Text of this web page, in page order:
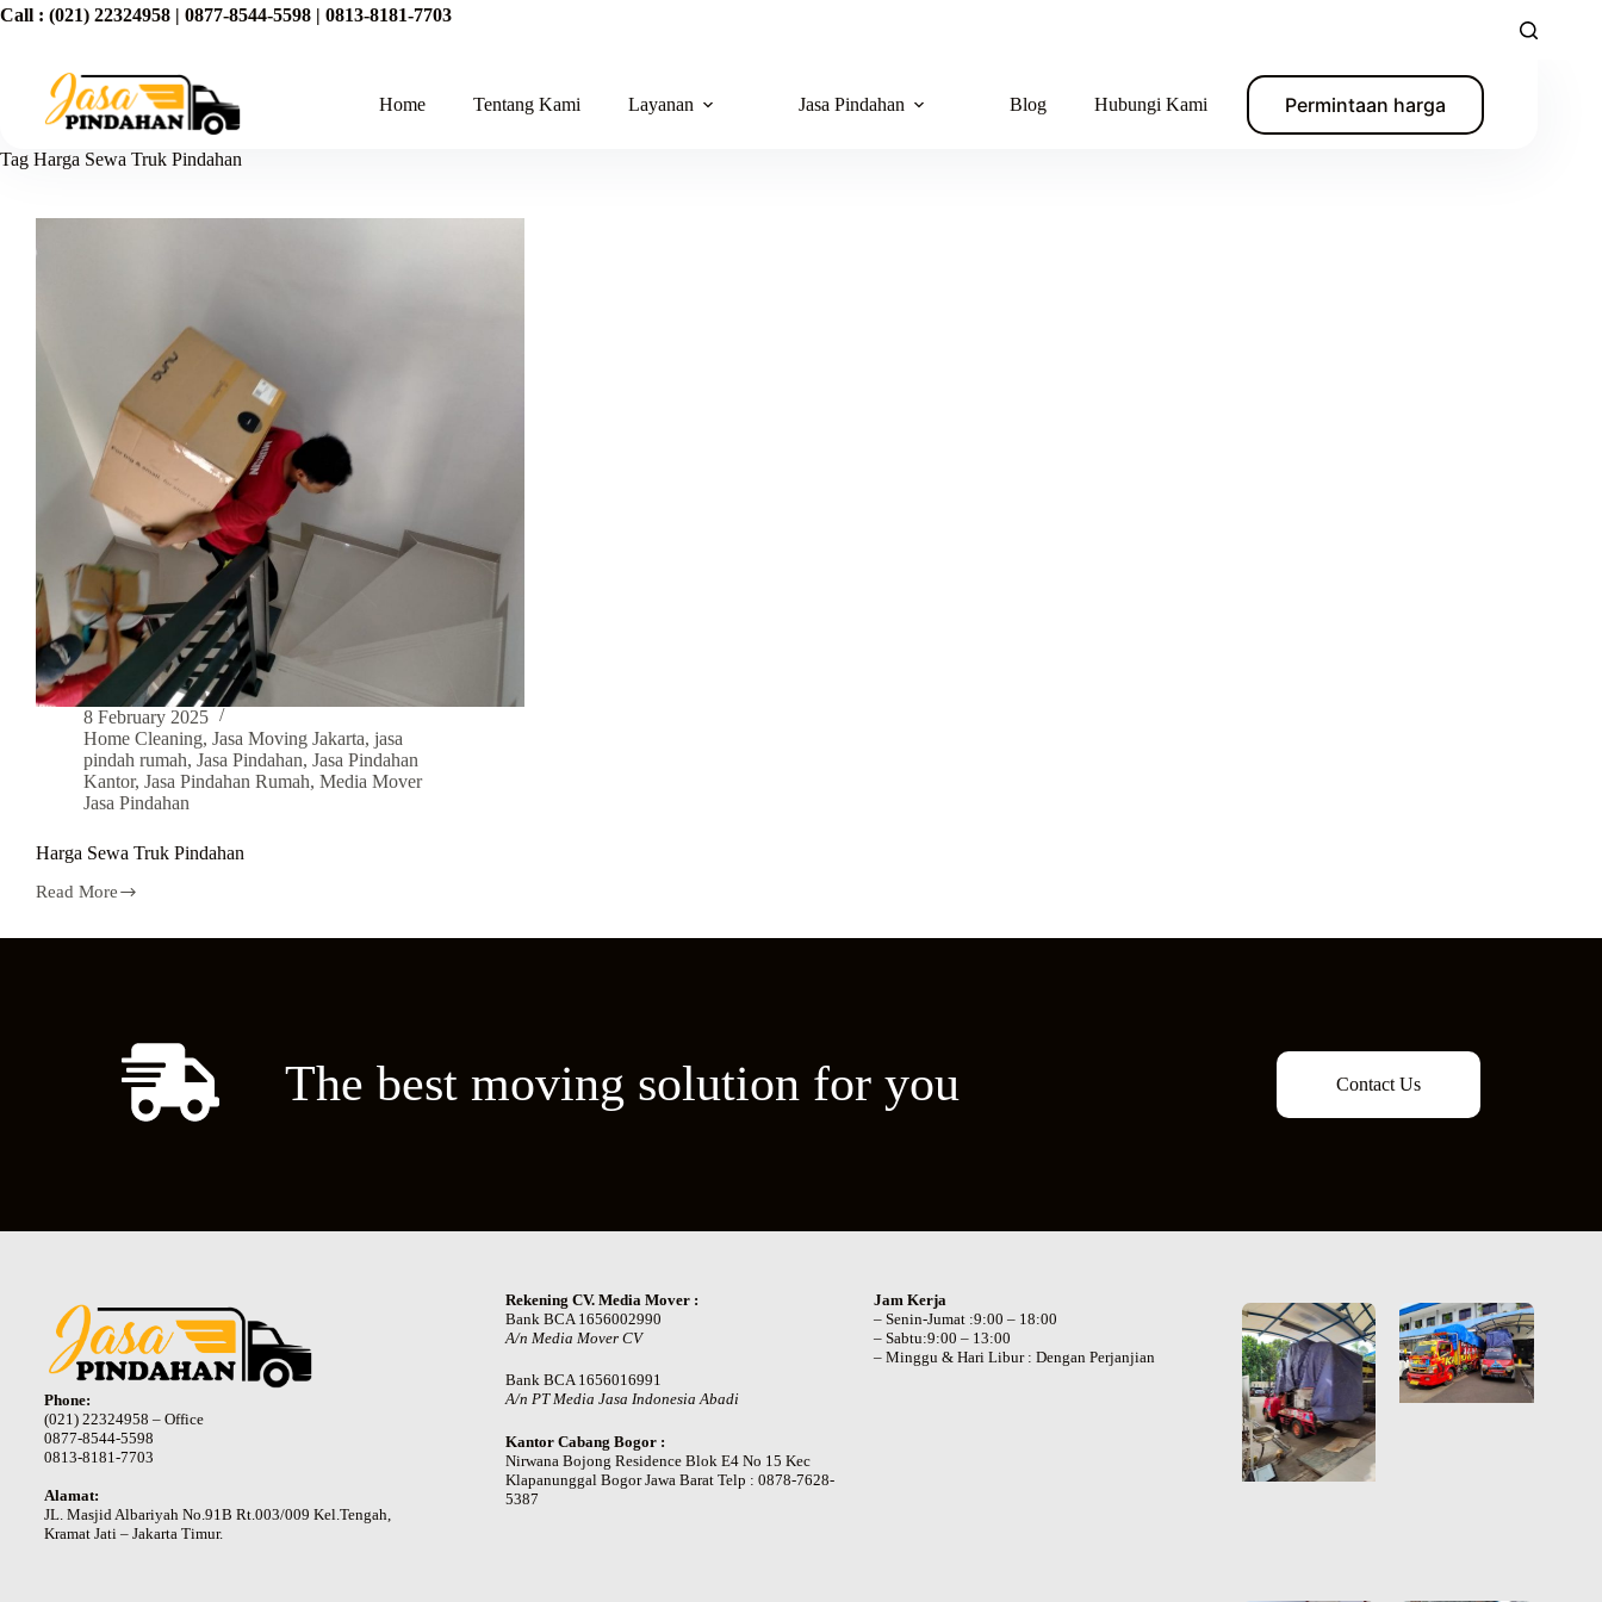
Call : (021) 22324958 | 0877-8544-5598 | 0813-8181-7703
Home Tentang Kami Layanan Jasa Pindahan Blog Hubungi Kami Permintaan harga
Tag Harga Sewa Truk Pindahan
8 February 2025
Home Cleaning, Jasa Moving Jakarta, jasa
pindah rumah, Jasa Pindahan, Jasa Pindahan
Kantor, Jasa Pindahan Rumah, Media Mover
Jasa Pindahan
Harga Sewa Truk Pindahan
Read More
The best moving solution for you Contact Us
Phone:
(021) 22324958 – Office
0877-8544-5598
0813-8181-7703
Alamat:
JL. Masjid Albariyah No.91B Rt.003/009 Kel.Tengah,
Kramat Jati – Jakarta Timur.
Rekening CV. Media Mover :
Bank BCA 1656002990
A/n Media Mover CV
Bank BCA 1656016991
A/n PT Media Jasa Indonesia Abadi
Kantor Cabang Bogor :
Nirwana Bojong Residence Blok E4 No 15 Kec
Klapanunggal Bogor Jawa Barat Telp : 0878-7628-
5387
Jam Kerja
– Senin-Jumat :9:00 – 18:00
– Sabtu:9:00 – 13:00
– Minggu & Hari Libur : Dengan Perjanjian